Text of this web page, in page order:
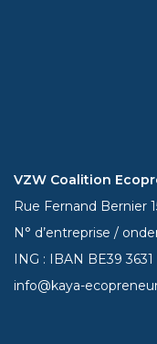
VZW Coalition
Rue Fernand Bernier
N° d’entreprise /
ING : IBAN BE393631
info@kaya-